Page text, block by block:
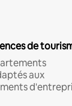
de
aux